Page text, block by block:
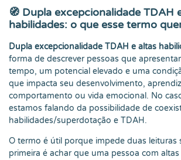
🧭 Dupla excepcionalidade TDAH
habilidades: o que esse termo
Dupla excepcionalidade TDAH e altas
forma de descrever pessoas que
tempo, um potencial elevado e uma
que impacta seu desenvolvimento,
comportamento ou vida emocional. No
estamos falando da possibilidade de
habilidades/superdotação e TDAH.
O termo é útil porque impede duas leituras
primeira é achar que uma pessoa com